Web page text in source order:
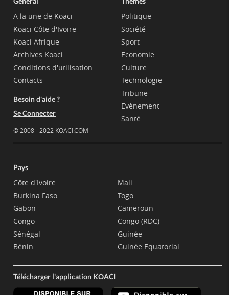
A la une de Koaci
Koaci Côte d'Ivoire
Koaci Afrique
Archives Koaci
Conditions d'utilisation
Contacts
Besoin d'aide ?
Se Connecter
© 2008 - 2022 KOACI.COM
Politique
Société
Sport
Economie
Culture
Technologie
Tribune
Evènement
Santé
Pays
Côte d'Ivoire
Burkina Faso
Gabon
Congo
Sénégal
Bénin
Mali
Togo
Cameroun
Congo (RDC)
Guinée
Guinée Equatorial
Télécharger l'application KOACI